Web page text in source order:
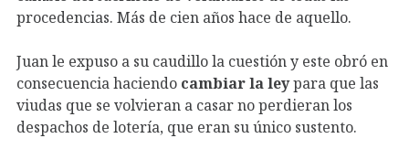
procedencias. Más de cien años hace de aquello.
Juan le expuso a su caudillo la cuestión y este obró en
consecuencia haciendo cambiar la leypara que las
viudas que se volvieran a casar no perdieran los
despachos de lotería, que eran su único sustento.